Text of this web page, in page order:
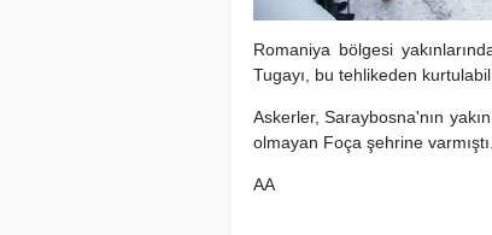
Romaniya bölgesi
Tugayı, bu tehlikeden
Askerler, Saraybosna'nın
olmayan Foça şehrine varmıştı.
AA